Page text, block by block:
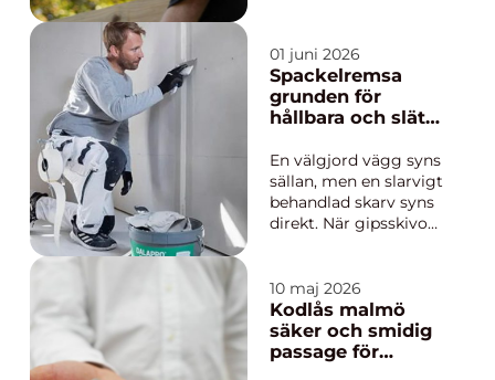
nybyggnation,
renovering eller ett
nytt uterum. När en
privatperson eller fas...
01 juni 2026
Spackelremsa
grunden för
hållbara och släta
En välgjord vägg syns
sällan, men en slarvigt
behandlad skarv syns
direkt. När gipsskivor
förstärkas för att inte
spricka med tiden.
Här spelar
Spackelremsa en
10 maj 2026
Kodlås malmö
säker och smidig
passage för